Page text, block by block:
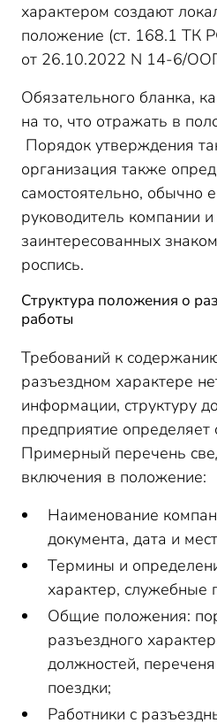
характером создают
положение (ст. 168.1 ТК
от 26.10.2022 N 14-6/
Обязательного бланка,
на то, что отражать в
Порядок утверждения
организация также
самостоятельно, обычно
руководитель компании и
заинтересованных
роспись.
Структура положения о
работы
Требований к
разъездном характере
информации, структуру
предприятие определяет
Примерный перечень
включения в положение:
Наименование
документа, дата и
Термины и
характер, служебные
Общие положения:
разъездного
должностей,
поездки;
Работники с